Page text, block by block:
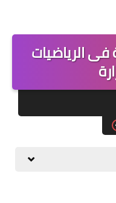
فى الرياضيات